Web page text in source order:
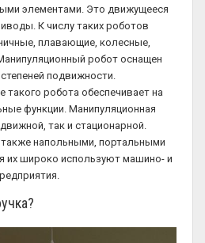
элементами. Это движущееся
К числу таких роботов
плавающие, колесные,
робот оснащен
подвижности.
такого робота обеспечивает на
функции. Манипуляционная
так и стационарной.
напольными, портальными
их широко используют машино- и